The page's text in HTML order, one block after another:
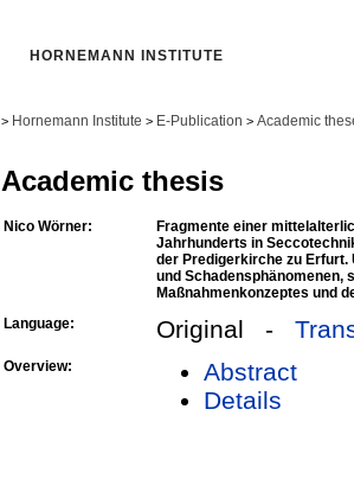
HORNEMANN INSTITUTE
> Hornemann Institute > E-Publication > Academic
Academic thesis
Nico Wörner:
Fragmente einer
Jahrhunderts in
der Predigerkirche zu Erfurt.
und Schadensphänomenen,
Maßnahmenkonzeptes und
Language:
Original -
Overview:
Abstract
Details